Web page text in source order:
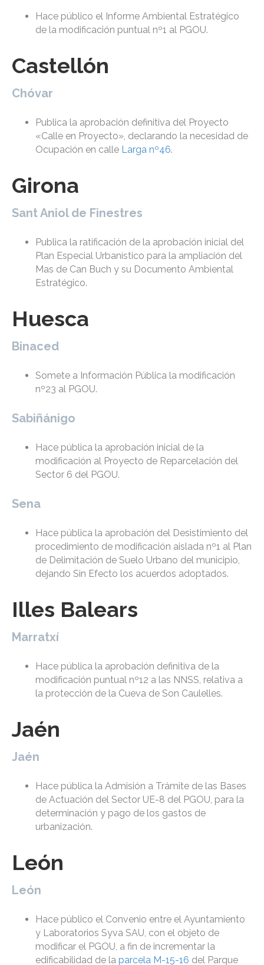
Hace público el Informe Ambiental Estratégico
de la modificación puntual nº1 al PGOU.
Castellón
Chóvar
Publica la aprobación definitiva del Proyecto
«Calle en Proyecto», declarando la necesidad de
Ocupación en calle Larga nº46.
Girona
Sant Aniol de Finestres
Publica la ratificación de la aprobación inicial del
Plan Especial Urbanístico para la ampliación del
Mas de Can Buch y su Documento Ambiental
Estratégico.
Huesca
Binaced
Somete a Información Pública la modificación
nº23 al PGOU.
Sabiñánigo
Hace pública la aprobación inicial de la
modificación al Proyecto de Reparcelación del
Sector 6 del PGOU.
Sena
Hace pública la aprobación del Desistimiento del
procedimiento de modificación aislada nº1 al Plan
de Delimitación de Suelo Urbano del municipio,
dejando Sin Efecto los acuerdos adoptados.
Illes Balears
Marratxí
Hace pública la aprobación definitiva de la
modificación puntual nº12 a las NNSS, relativa a
la protección de la Cueva de Son Caulelles.
Jaén
Jaén
Hace pública la Admisión a Trámite de las Bases
de Actuación del Sector UE-8 del PGOU, para la
determinación y pago de los gastos de
urbanización.
León
León
Hace público el Convenio entre el Ayuntamiento
y Laboratorios Syva SAU, con el objeto de
modificar el PGOU, a fin de incrementar la
edificabilidad de la parcela M-15-16 del Parque